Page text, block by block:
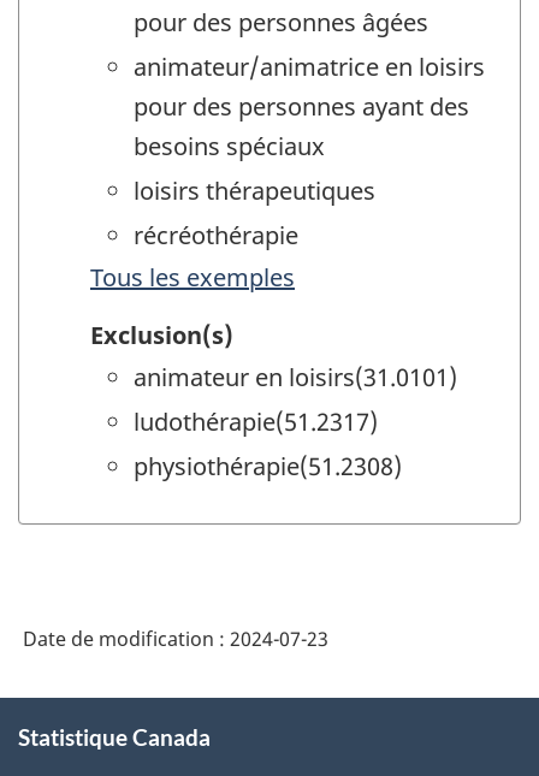
pour des personnes âgées
animateur/animatrice en loisirs
pour des personnes ayant des
besoins spéciaux
loisirs thérapeutiques
récréothérapie
Tous les exemples
Exclusion(s)
animateur en loisirs(31.0101)
ludothérapie(51.2317)
physiothérapie(51.2308)
Date de modification : 2024-07-23
propos
Statistique Canada